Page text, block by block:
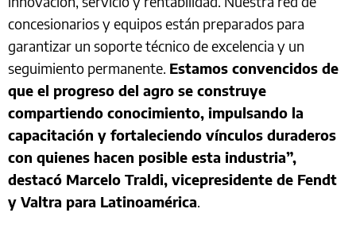
concesionarios y equipos están preparados para
garantizar un soporte técnico de excelencia y un
seguimiento permanente. Estamos convencidos de
que el progreso del agro se construye
compartiendo conocimiento, impulsando la
capacitación y fortaleciendo vínculos duraderos
con quienes hacen posible esta industria”,
destacó Marcelo Traldi, vicepresidente de Fendt
y Valtra para Latinoamérica.